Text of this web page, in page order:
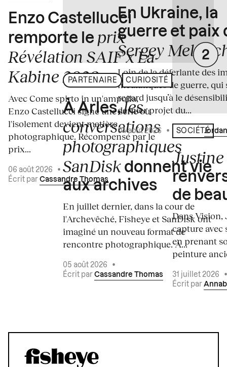
Enzo Castellucci
remporte le prix
Révélation SAIF x La
Kabine 2026
Avec Come spirto in un'ampolla,
Enzo Castellucci signe une série où
l'isolement devient matière
photographique. Récompensé par le
prix...
06 août 2026
•
Écrit par Cassandre Thomas
PARTENAIRE CURIOSITÉ
À Arles,les
conversations
photographiques
SanDisk donnent vie
aux archives
En juillet dernier, dans la cour de
l'Archevêché, Fisheye et SanDisk ont
imaginé un nouveau format de
rencontre photographique. À...
05 août 2026
•
Écrit par Cassandre Thomas
En Ukraine, la
guerre et paix
Sergey
Loin de la déferlante des
médiatiques de guerre, qui
regard jusqu’à le
dernier projet du...
04 août 2026 • Écrit par
SOCIÉTÉ
de
Dans
capture avec
en prenant
peinture
31 juillet 2026
Écrit par